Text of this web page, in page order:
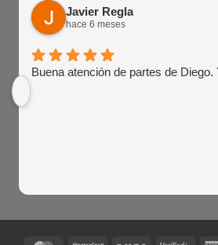
Javier Regla
hace 6 meses
Buena atención de partes de